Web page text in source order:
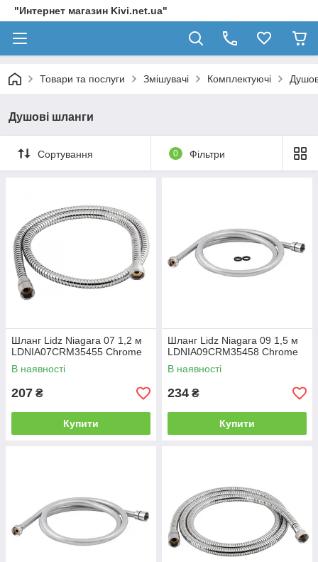
"Интернет магазин Kivi.net.ua"
Товари та послуги Змішувачі Комплектуючі
Душові шланги
Сортування 0 Фільтри
Шланг Lidz Niagara 07 1,2 м
LDNIA07CRM35455 Chrome
В наявності
207 ₴
Купити
Шланг Lidz Niagara 09 1,5 м
LDNIA09CRM35458 Chrome
В наявності
234 ₴
Купити